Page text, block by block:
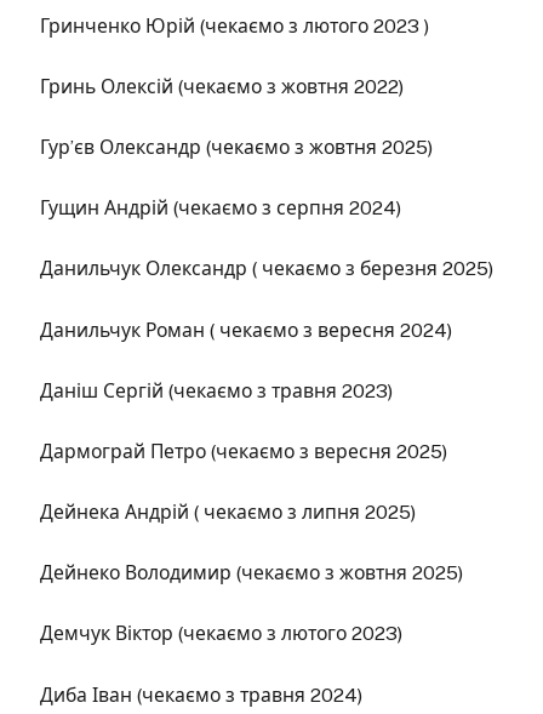
Гринченко Юрій (чекаємо з лютого 2023 )
Гринь Олексій (чекаємо з жовтня 2022)
Гур’єв Олександр (чекаємо з жовтня 2025)
Гущин Андрій (чекаємо з серпня 2024)
Данильчук Олександр ( чекаємо з березня 2025)
Данильчук Роман ( чекаємо з вересня 2024)
Даніш Сергій (чекаємо з травня 2023)
Дармограй Петро (чекаємо з вересня 2025)
Дейнека Андрій ( чекаємо з липня 2025)
Дейнеко Володимир (чекаємо з жовтня 2025)
Демчук Віктор (чекаємо з лютого 2023)
Диба Іван (чекаємо з травня 2024)